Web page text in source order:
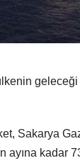
geleceği
Sakarya
ayına kadar